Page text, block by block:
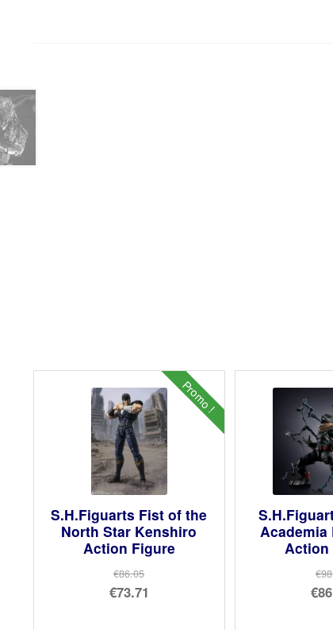
Promo !
S.H.Figuarts Fist of the
North Star Kenshiro
Action Figure
€86.05
Le
€73.71
Academia
Action